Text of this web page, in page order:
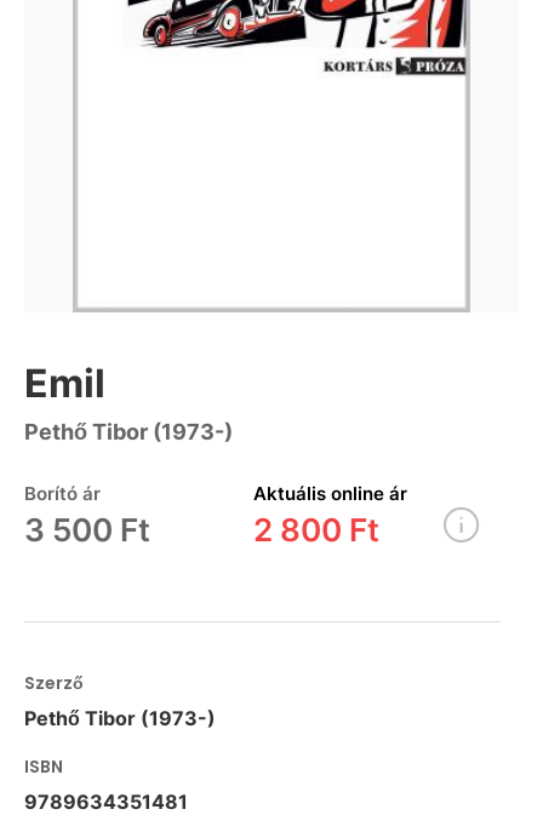
Emil
Pethő Tibor (1973-)
Borító ár
3 500 Ft
Aktuális online ár
2 800 Ft
Szerző
Pethő Tibor (1973-)
ISBN
9789634351481